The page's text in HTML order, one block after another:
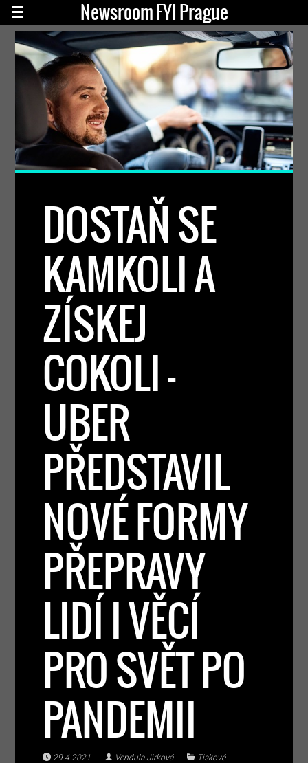
Newsroom FYI Prague
DOSTAŇ SE
KAMKOLI A
ZÍSKEJ
COKOLI –
UBER
PŘEDSTAVIL
NOVÉ FORMY
PŘEPRAVY
LIDÍ I VĚCÍ
PRO SVĚT PO
PANDEMII
29.4.2021 Vendula Jirková
Tiskové